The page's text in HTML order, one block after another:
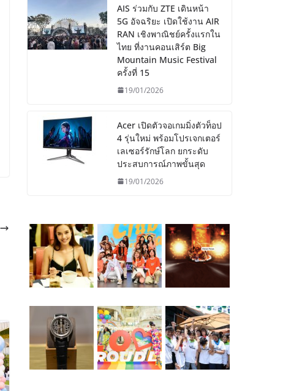
AIS ร่วมกับ ZTE เดินหน้า
5G อัจฉริยะ เปิดใช้งาน AIR
RAN เชิงพาณิชย์ครั้งแรกใน
ไทย ที่งานคอนเสิร์ต Big
Mountain Music Festival
ครั้งที่ 15
19/01/2026
Acer เปิดตัวจอเกมมิ่งตัวท็อป
4 รุ่นใหม่ พร้อมโปรเจกเตอร์
เลเซอร์รักษ์โลก ยกระดับ
ประสบการณ์ภาพขั้นสุด
19/01/2026